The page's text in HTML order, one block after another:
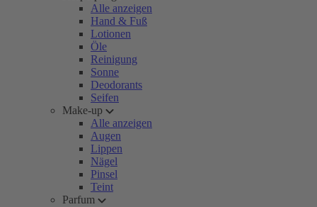
Alle anzeigen
Hand & Fuß
Lotionen
Öle
Reinigung
Sonne
Deodorants
Seifen
Make-up
Alle anzeigen
Augen
Lippen
Nägel
Pinsel
Teint
Parfum